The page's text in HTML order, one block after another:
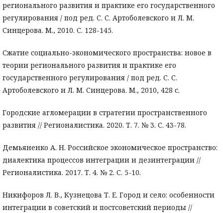
регионального развития и практике его государственного
регулирования / под ред. С. С. Артоболевского и Л. М.
Синцерова. М., 2010. С. 128-145.
Сжатие социально-экономического пространства: новое в
теории регионального развития и практике его
государственного регулирования / под ред. С. С.
Артоболевского и Л. М. Синцерова. М., 2010, 428 с.
Городские агломерации в стратегии пространственного
развития // Регионалистика. 2020. Т. 7. № 3. С. 43-78.
Демьяненко А. Н. Российское экономическое пространство:
диалектика процессов интеграции и дезинтеграции //
Регионалистика. 2017. Т. 4. № 2. С. 5-10.
Никифоров Л. В., Кузнецова Т. Е. Город и село: особенности
интеграции в советский и постсоветский периоды //